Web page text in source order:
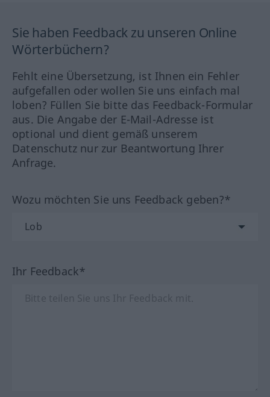
Sie haben Feedback zu unseren Online
Wörterbüchern?
Fehlt eine Übersetzung, ist Ihnen ein Fehler
aufgefallen oder wollen Sie uns einfach mal
loben? Füllen Sie bitte das Feedback-Formular
aus. Die Angabe der E-Mail-Adresse ist
optional und dient gemäß unserem
Datenschutz nur zur Beantwortung Ihrer
Anfrage.
Wozu möchten Sie uns Feedback geben?*
Ihr Feedback*